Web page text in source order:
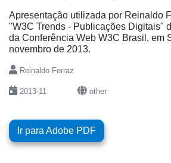
Apresentação utilizada por Reinaldo
"W3C Trends - Publicações Digitais"
da Conferência Web W3C Brasil, em
novembro de 2013.
Reinaldo Ferraz
2013-11 other
Ir para Adobe PDF